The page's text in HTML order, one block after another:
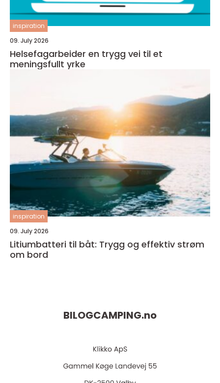
inspiration
09. July 2026
Helsefagarbeider en trygg vei til et
meningsfullt yrke
inspiration
09. July 2026
Litiumbatteri til båt: Trygg og effektiv strøm
om bord
BILOGCAMPING.no